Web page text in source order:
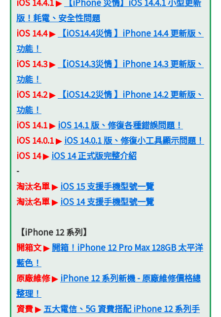
▶
版！耗電、安全性問題
iOS 14.4▶
【iOS14.4災情 】iPhone 14.4 更新版、
功能！
iOS 14.3▶
【iOS14.3災情 】iPhone 14.3 更新版、
功能！
iOS 14.2▶
【iOS14.2災情 】iPhone 14.2 更新版、
功能！
iOS 14.1▶ iOS 14.1 版、修復各種錯誤問題！
iOS 14.0.1▶ iOS 14.0.1 版、修復小工具顯示問題！
iOS 14▶ iOS 14 正式版完整介紹
-
淘汰名單▶ iOS 15 支援手機型號一覽
淘汰名單▶ iOS 14 支援手機型號一覽
【iPhone 12 系列】
開箱文▶ 開箱！iPhone 12 Pro Max 128GB 太平洋
藍色！
原廠維修▶ iPhone 12 系列新機 - 原廠維修價格總
整理！
資費▶ 五大電信、5G 資費搭配 iPhone 12 系列手